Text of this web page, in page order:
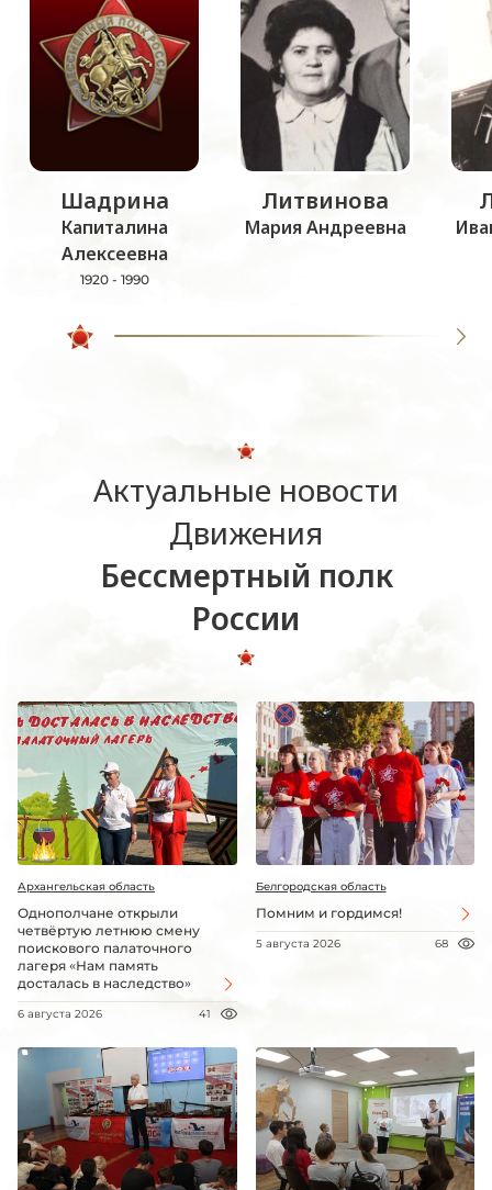
Шадрина
Капиталина
Алексеевна
1920 - 1990
Литвинова
Мария Андреевна
Актуальные новости
Движения
Бессмертный полк
России
Архангельская область
Однополчане открыли
четвёртую летнюю смену
поискового палаточного
лагеря «Нам память
досталась в наследство»
6 августа 2026 41
Белгородская область
Помним и гордимся!
5 августа 2026 68